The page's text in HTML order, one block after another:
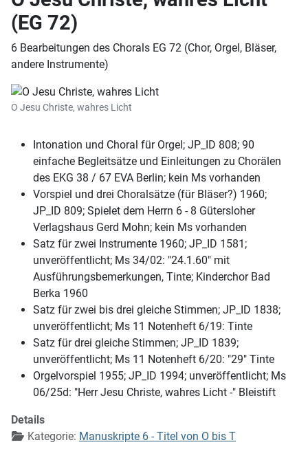
(EG 72)
6 Bearbeitungen des Chorals EG 72 (Chor, Orgel, Bläser,
andere Instrumente)
O Jesu Christe, wahres Licht
Intonation und Choral für Orgel; JP_ID 808; 90
einfache Begleitsätze und Einleitungen zu Chorälen
des EKG 38 / 67 EVA Berlin; kein Ms vorhanden
Vorspiel und drei Choralsätze (für Bläser?) 1960;
JP_ID 809; Spielet dem Herrn 6 - 8 Gütersloher
Verlagshaus Gerd Mohn; kein Ms vorhanden
Satz für zwei Instrumente 1960; JP_ID 1581;
unveröffentlicht; Ms 34/02: "24.1.60" mit
Ausführungsbemerkungen, Tinte; Kinderchor Bad
Berka 1960
Satz für zwei bis drei gleiche Stimmen; JP_ID 1838;
unveröffentlicht; Ms 11 Notenheft 6/19: Tinte
Satz für drei gleiche Stimmen; JP_ID 1839;
unveröffentlicht; Ms 11 Notenheft 6/20: "29" Tinte
Orgelvorspiel 1955; JP_ID 1994; unveröffentlicht; Ms
06/25d: "Herr Jesu Christe, wahres Licht -" Bleistift
Details
Kategorie: Manuskripte 6 - Titel von O bis T